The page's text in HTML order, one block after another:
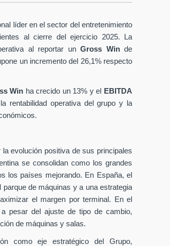
líder en el sector del entretenimiento
al cierre del ejercicio 2025. La
al reportar un Gross Win de
un incremento del 26,1% respecto
Win ha crecido un 13% y el
EBITDA
rentabilidad operativa del grupo y la
evolución positiva de sus principales
se consolidan como los grandes
los países mejorando. En España, el
de máquinas y a una estrategia
el margen por terminal. En el
pesar del ajuste de tipo de cambio,
de máquinas y salas.
como eje estratégico del Grupo,